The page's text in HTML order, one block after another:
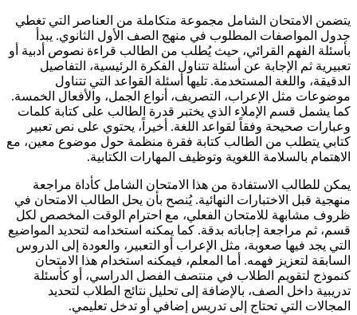
يتضمن الامتحان الشامل مجموعة متكاملة من العناصر التي تغطي
جدول المواصفات المطلوب في منهج الصف الأول الثانوي. يبدأ
بأسئلة الفهم القرائي، حيث يُطلب من الطالب قراءة نصوص أدبية أو
تعبيرية ثم الإجابة عن أسئلة تتناول الفكرة الرئيسية، التفاصيل
الدقيقة، واللغة المستخدمة. تليها أسئلة القواعد التي تتناول
موضوعات مثل الإعراب، التصريف، أنواع الجمل، والأفعال الخمسة.
كما يشمل قسم الإملاء الذي يختبر قدرة الطالب على كتابة كلمات
وعبارات صحيحة وفقاً لقواعد اللغة. أخيراً، يحتوي على نص تعبير
كتابي يتطلب من الطالب كتابة فقرة منظمة حول موضوع معين، مع
الاهتمام بالسلامة اللغوية وتوظيف المهارات الكتابية.
يمكن للطالب الاستفادة من هذا الامتحان الشامل كأداة مراجعة
منهجية قبل الاختبارات النهائية. يُنصح بأن يحل الطالب الامتحان في
ظروف مشابهة للامتحان الفعلي، مع احترام الوقت المخصص لكل
قسم، ثم مراجعة إجاباته بدقة. كما يمكنه استخدامه لتحديد المواضيع
التي يجد فيها صعوبة، مثل الإعراب أو التعبير، والعودة إلى الدروس
السابقة لتعزيز فهمه. أما المعلم، فيمكنه استخدام هذا الامتحان
كنموذج لتقويم الطلاب في منتصف الفصل الدراسي، أو كأسئلة
تدريبية داخل الصف، بالإضافة إلى تحليل نتائج الطلاب لتحديد
المجالات التي تحتاج إلى تدريس إضافي أو تدخل تعليمي.